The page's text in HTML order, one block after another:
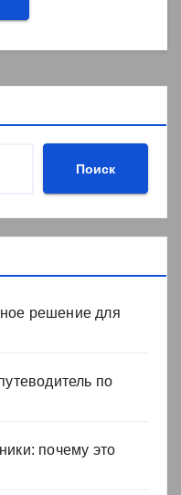
Поиск
решение для
по
почему это